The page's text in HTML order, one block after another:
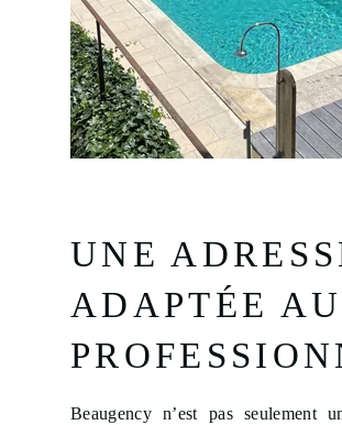
UNE
ADAPTÉE
Beaugency n’est pas seulement